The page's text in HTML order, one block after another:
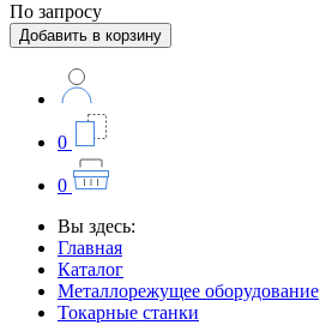
По запросу
Добавить в корзину
0
0
Вы здесь:
Главная
Каталог
Металлорежущее оборудование
Токарные станки